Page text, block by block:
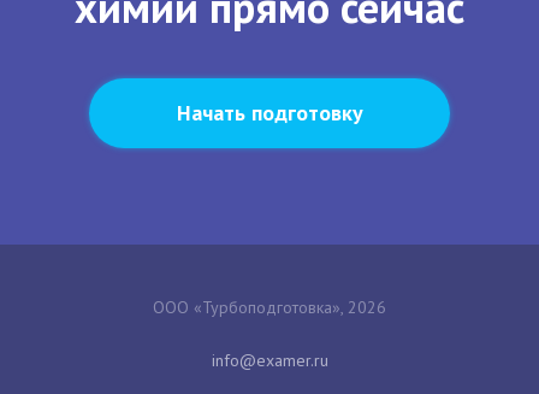
Начать подготовку
ООО «Турбоподготовка», 2026